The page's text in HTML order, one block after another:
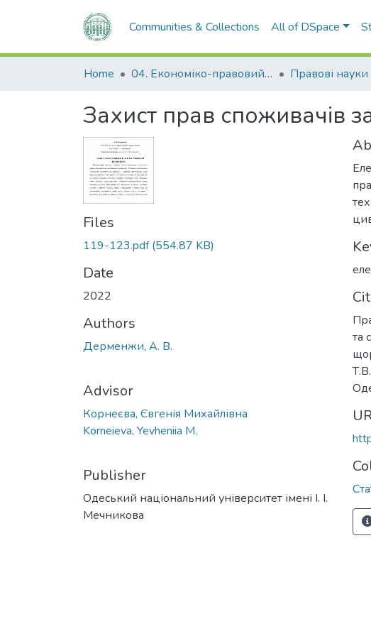
Communities & Collections All of DSpace
Home 04. Економіко-правовий факультет Правові науки
Захист прав споживачів
Files
119-123.pdf(554.87 KB)
Date
2022
Authors
Дерменжи, А. В.
Advisor
Корнеєва, Євгенія Михайлівна
Korneieva, Yevheniia M.
Publisher
Одеський національний університет імені І. І.
Мечникова
та